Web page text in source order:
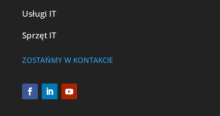
Usługi IT
Sprzęt IT
ZOSTAŃMY W KONTAKCIE